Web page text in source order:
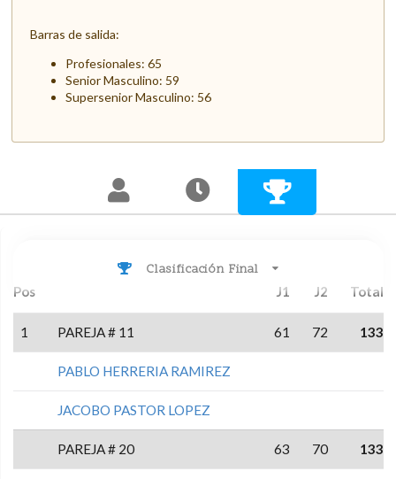
Barras de salida:
Profesionales: 65
Senior Masculino: 59
Supersenior Masculino: 56
Clasificación Final
Pos J1 J2 Total
1 PAREJA # 11 61 72 133
PABLO HERRERIA RAMIREZ
JACOBO PASTOR LOPEZ
PAREJA # 20 63 70 133